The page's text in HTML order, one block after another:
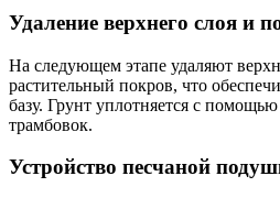
Удаление верхнего слоя и
На следующем этапе удаляют
растительный покров, что
базу. Грунт уплотняется с
трамбовок.
Устройство песчаной